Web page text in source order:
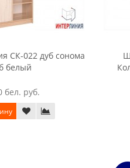
СК-022 дуб сонома
белый
бел. руб.